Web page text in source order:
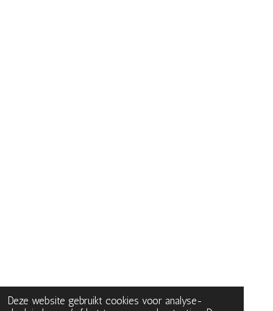
Deze website gebruikt cookies voor analyse-